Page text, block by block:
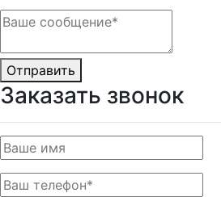
Отправить
Заказать звонок